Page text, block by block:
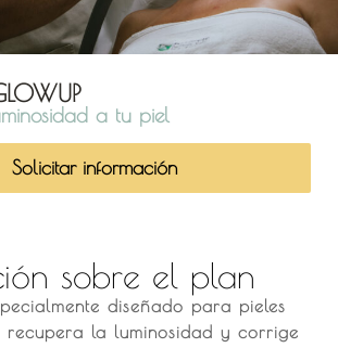
a tu piel
Solicitar información
sobre el plan
diseñado para pieles
recupera la luminosidad y corrige